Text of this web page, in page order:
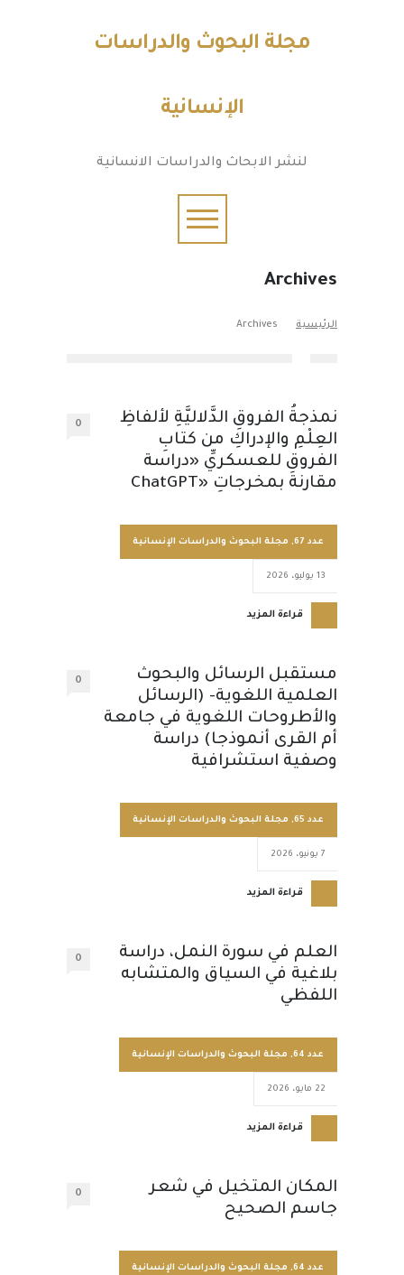
مجلة البحوث والدراسات
الإنسانية
لنشر الابحاث والدراسات الانسانية
Archives
الرئيسية Archives
نمذجةُ الفروقِ الدَّلاليَّةِ لألفاظِ
العِلْمِ والإدراكِ من كتابِ
الفروقِ للعسكريِّ «دراسة
مقارنة بمخرجاتِ «ChatGPT
0
عدد 67 , مجلة البحوث والدراسات الإنسانية
13 يوليو، 2026
قراءة المزيد
مستقبل الرسائل والبحوث
العلمية اللغوية- (الرسائل
والأطروحات اللغوية في جامعة
أم القرى أنموذجا) دراسة
وصفية استشرافية
0
عدد 65 , مجلة البحوث والدراسات الإنسانية
7 يونيو، 2026
قراءة المزيد
العلم في سورة النمل، دراسة
بلاغية في السياق والمتشابه
اللفظي
0
عدد 64 , مجلة البحوث والدراسات الإنسانية
22 مايو، 2026
قراءة المزيد
المكان المتخيل في شعر
جاسم الصحيح
0
عدد 64 , مجلة البحوث والدراسات الإنسانية